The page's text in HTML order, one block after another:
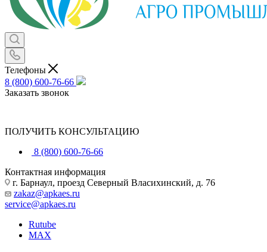
Телефоны
8 (800) 600-76-66
Заказать звонок
ПОЛУЧИТЬ КОНСУЛЬТАЦИЮ
8 (800) 600-76-66
Контактная информация
г. Барнаул, проезд Северный Власихинский, д. 76
zakaz@apkaes.ru
service@apkaes.ru
Rutube
MAX